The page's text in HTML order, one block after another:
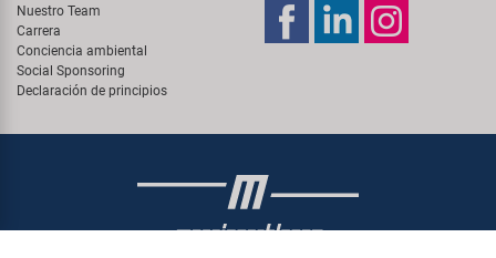
Nuestro Team
Carrera
Conciencia ambiental
Social Sponsoring
Declaración de principios